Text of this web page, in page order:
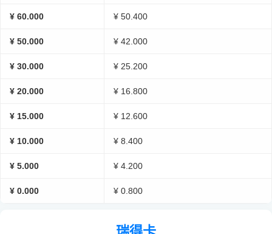
¥ 60.000 ¥ 50.400
¥ 50.000 ¥ 42.000
¥ 30.000 ¥ 25.200
¥ 20.000 ¥ 16.800
¥ 15.000 ¥ 12.600
¥ 10.000 ¥ 8.400
¥ 5.000 ¥ 4.200
¥ 0.000 ¥ 0.800